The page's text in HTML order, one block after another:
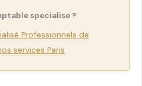
specialise ?
Professionnels de
services Paris